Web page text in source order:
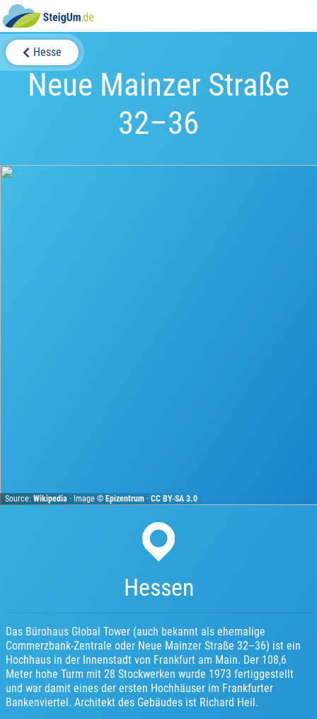
Hesse
Neue Mainzer Straße
32–36
Source:Wikipedia · Image ©Epizentrum ·CC BY-SA 3.0
Hessen
Das Bürohaus Global Tower (auch bekannt als ehemalige
Commerzbank-Zentrale oder Neue Mainzer Straße 32–36) ist ein
Hochhaus in der Innenstadt von Frankfurt am Main. Der 108,6
Meter hohe Turm mit 28 Stockwerken wurde 1973 fertiggestellt
und war damit eines der ersten Hochhäuser im Frankfurter
Bankenviertel. Architekt des Gebäudes ist Richard Heil.